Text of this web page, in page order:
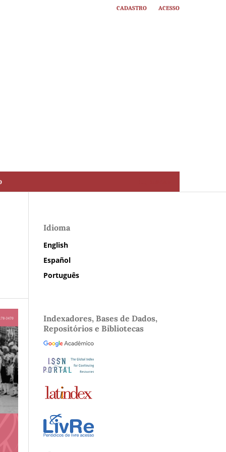
Cadastro Acesso
Idioma
English
Español
Português
Indexadores, Bases de Dados,
Repositórios e Bibliotecas